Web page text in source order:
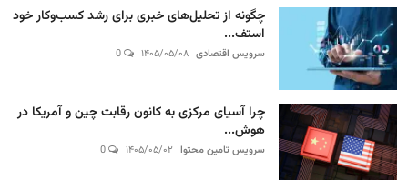
چگونه از تحلیل‌های خبری برای رشد کسب‌وکار خود
استف...
سرویس اقتصادی ۱۴۰۵/۰۵/۰۸
چرا آسیای مرکزی به کانون رقابت چین و آمریکا در
هوش...
سرویس تامین محتوا ۱۴۰۵/۰۵/۰۲